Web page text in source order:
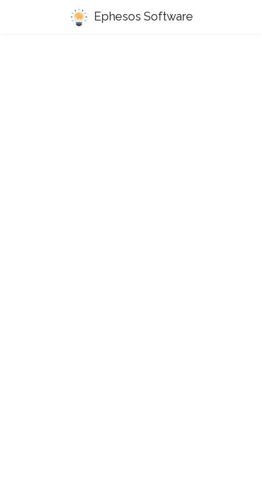
Ephesos Software